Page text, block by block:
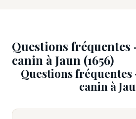
Questions
canin à Jaun (1656)
Questions
canin à